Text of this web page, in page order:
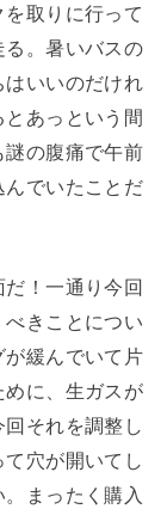
取りに行って
る。暑いバスの
はいいのだけれ
あっという間
謎の腹痛で午前
んでいたことだ
！一通り今回
きことについ
が緩んでいて片
に、生ガスが
それを調整し
穴が開いてし
まったく購入